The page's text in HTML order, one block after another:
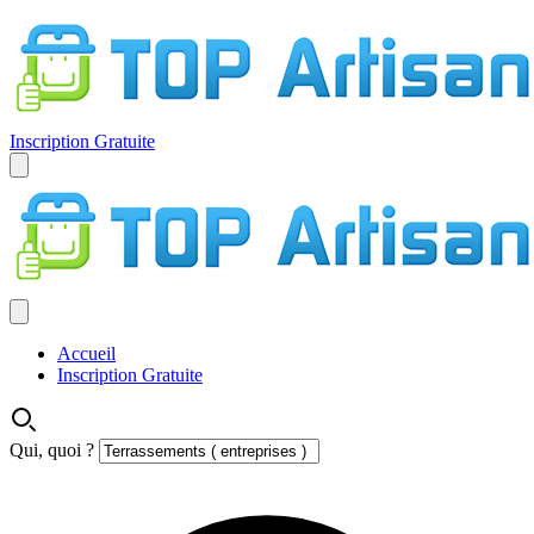
Inscription Gratuite
Accueil
Inscription Gratuite
Qui, quoi ?